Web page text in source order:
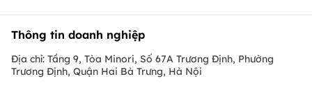
Thông tin doanh nghiệp
Địa chỉ: Tầng 9, Tòa Minori, Số 67A Trương Định, Phường
Trương Định, Quận Hai Bà Trưng, Hà Nội